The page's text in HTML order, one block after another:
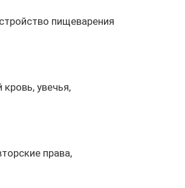
пищеварения
увечья,
права,